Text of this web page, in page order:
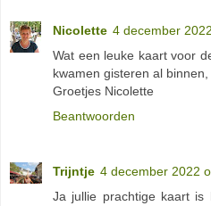
Nicolette 4 december
Wat een leuke kaart voor
kwamen gisteren al binnen,
Groetjes Nicolette
Beantwoorden
Trijntje 4 december 2022
Ja jullie prachtige kaart is